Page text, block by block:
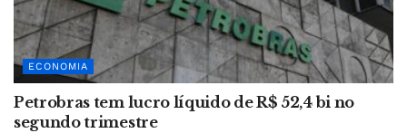
ECONOMIA
Petrobras tem lucro líquido de R$ 52,4 bi no
segundo trimestre